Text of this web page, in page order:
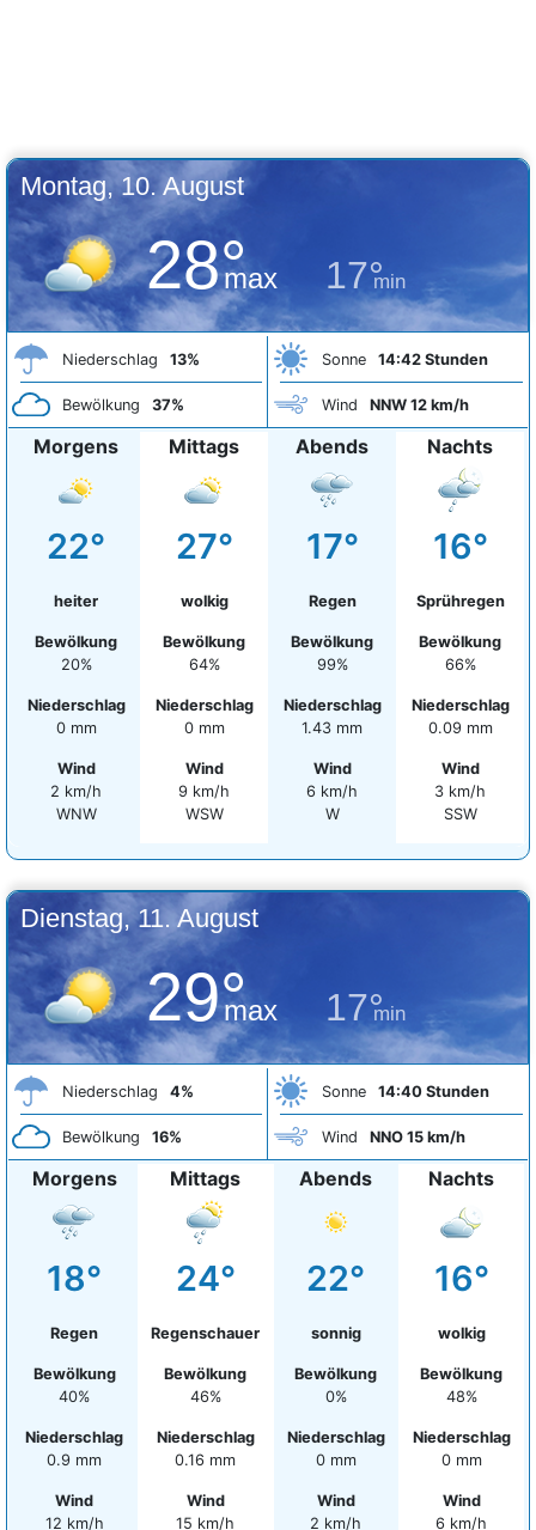
Montag, 10. August
28°
max 17°
min
Niederschlag 13%
Bewölkung 37%
Sonne 14:42 Stunden
Wind NNW 12 km/h
Morgens
22°
heiter
Bewölkung
20%
Niederschlag
0 mm
Wind
2 km/h
WNW
Mittags
27°
wolkig
Bewölkung
64%
Niederschlag
0 mm
Wind
9 km/h
WSW
Abends
17°
Regen
Bewölkung
99%
Niederschlag
1.43 mm
Wind
6 km/h
W
Nachts
16°
Sprühregen
Bewölkung
66%
Niederschlag
0.09 mm
Wind
3 km/h
SSW
Dienstag, 11. August
29°
max 17°
min
Niederschlag 4%
Bewölkung 16%
Sonne 14:40 Stunden
Wind NNO 15 km/h
Morgens
18°
Regen
Bewölkung
40%
Niederschlag
0.9 mm
Wind
12 km/h
Mittags
24°
Regenschauer
Bewölkung
46%
Niederschlag
0.16 mm
Wind
15 km/h
Abends
22°
sonnig
Bewölkung
0%
Niederschlag
0 mm
Wind
2 km/h
Nachts
16°
wolkig
Bewölkung
48%
Niederschlag
0 mm
Wind
6 km/h